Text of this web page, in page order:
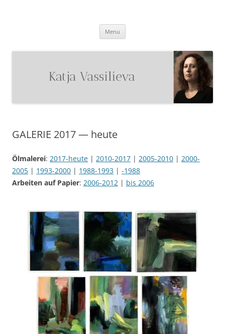
Menu
GALERIE 2017 — heute
Ölmalerei: 2017-heute | 2010-2017 | 2005-2010 | 2000-
2005 | 1993-2000 | 1988-1993 | -1988
Arbeiten auf Papier: 2006-2012 | bis 2006